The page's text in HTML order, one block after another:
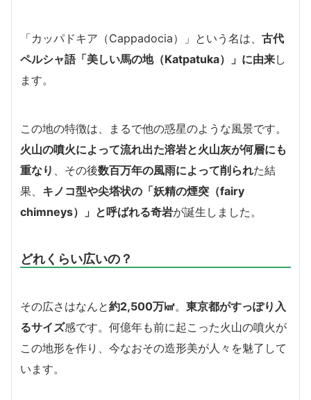
「カッパドキア（Cappadocia）」という名は、 古代
ペルシャ語「美しい馬の地（Katpatuka）」に由来し
ます。
この地の特徴は、まるで他の惑星のような風景です。
火山の噴火によって流れ出た溶岩と火山灰が何層にも
重なり 、その後数百万年の風雨によって削られた結
果、 キノコ型や尖塔状の「妖精の煙突（fairy
chimneys）」と呼ばれる奇岩が誕生しました。
どれくらい広いの？
その広さはなんと約2,500万㎢。 東京都がすっぽり入
るサイズ感です。何億年も前に起こった火山の噴火が
この地形を作り、今なおその造形美が人々を魅了して
います。